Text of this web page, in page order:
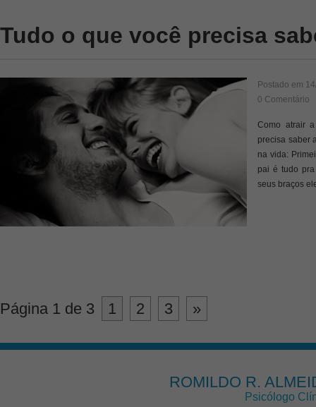
Tudo o que você precisa
Postado em
0 Comentário
Como atrair
precisa saber
na vida:
pai é tudo
seus braços
Página 1 de 3 1 2 3 »
ROMILDO R.
Psicólogo